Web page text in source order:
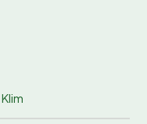
Klim